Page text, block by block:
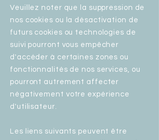
Veuillez noter que la suppression de
nos cookies ou la désactivation de
futurs cookies ou technologies de
suivi pourront vous empêcher
d'accéder à certaines zones ou
fonctionnalités de nos services, ou
pourront autrement affecter
négativement votre expérience
d'utilisateur.
Les liens suivants peuvent être